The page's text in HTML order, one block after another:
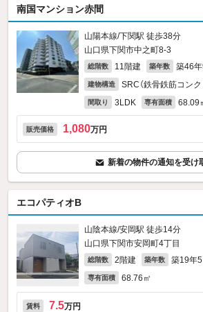
南国マンション赤間
山陽本線/下関駅 徒歩38分
山口県下関市中之町8-3
総階数 11階建 築年数 築46年
建物構造 SRC（鉄骨鉄筋コンク
間取り 3LDK 専有面積 68.09
販売価格 1,080万円
新着の物件の通知を受け
エコパティオB
山陰本線/安岡駅 徒歩14分
山口県下関市安岡町4丁目
総階数 2階建 築年数 築19年5
専有面積 68.76㎡
賃料 7.5万円